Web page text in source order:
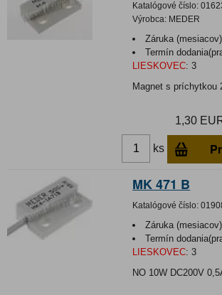
Katalógové číslo:
Výrobca: MEDER
Záruka
Termín
LIESKOVEC: 3
Magnet s príchytkou
1,30
ks
MK 471 B
Katalógové číslo:
Záruka
Termín
LIESKOVEC: 3
NO 10W DC200V